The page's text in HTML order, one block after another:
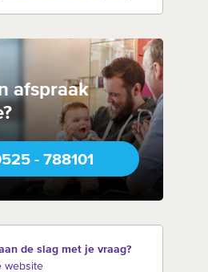
afspraak
- 788101
de slag met je vraag?
website